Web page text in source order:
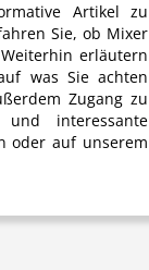
Artikel zu
Sie, ob Mixer
erläutern
was Sie achten
Zugang zu
und interessante
oder auf unserem